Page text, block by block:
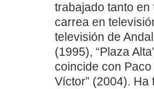
trabajado tanto
carrea en
televisión de
(1995), “Plaza
coincide con
Víctor” (2004).